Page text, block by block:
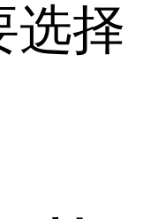
选择